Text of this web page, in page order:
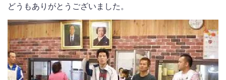
どうもありがとうございました。